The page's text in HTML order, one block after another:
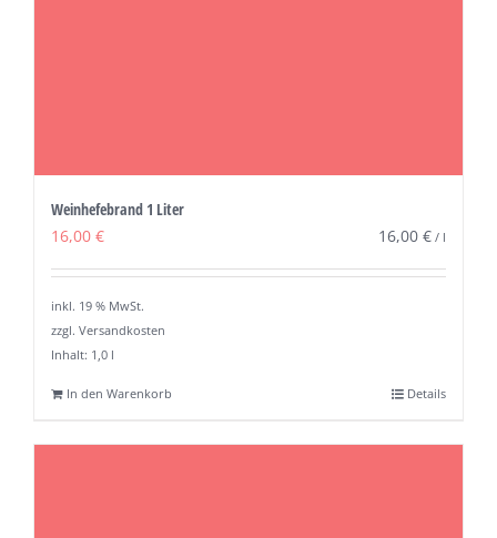
Weinhefebrand 1 Liter
16,00 € 16,00 € / l
inkl. 19 % MwSt.
zzgl. Versandkosten
Inhalt: 1,0 l
In den Warenkorb Details